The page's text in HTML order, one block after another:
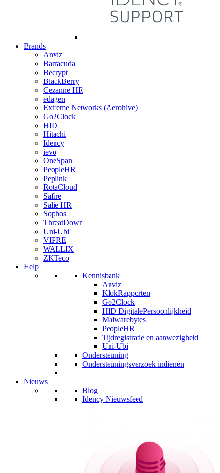
Brands
Anviz
Barracuda
Becrypt
BlackBerry
Cezanne HR
edagen
Extreme Networks (Aerohive)
Go2Clock
HID
Hitachi
Idency
ievo
OneSpan
PeopleHR
Peplink
RotaCloud
Safire
Salie HR
Sophos
ThreatDown
Uni-Ubi
VIPRE
WALLIX
ZKTeco
Help
Kennisbank
Anviz
KlokRapporten
Go2Clock
HID DigitalePersoonlijkheid
Malwarebytes
PeopleHR
Tijdregistratie en aanwezigheid
Uni-Ubi
Ondersteuning
Ondersteuningsverzoek indienen
Nieuws
Blog
Idency Nieuwsfeed